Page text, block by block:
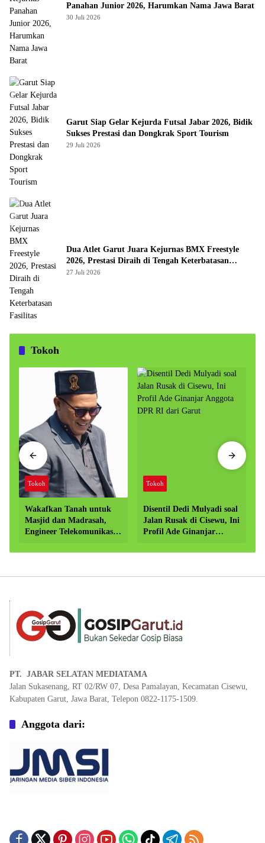
Panahan Junior 2026, Harumkan Nama Jawa Barat
30 Juli 2026
Garut Siap Gelar Kejurda Futsal Jabar 2026, Bidik
Sukses Prestasi dan Dongkrak Sport Tourism
29 Juli 2026
Dua Atlet Garut Juara Kejurnas BMX Freestyle
2026, Prestasi Diraih di Tengah Keterbatasan
Fasilitas
27 Juli 2026
Tokoh
Tokoh
Wakafkan Tanah untuk
Masjid dan Madrasah,
Engineer Telekomunikasi
Penguatan Pendidikan
Tokoh
Disentil Dedi Mulyadi soal
Jalan Rusak di Cisewu, Ini
Profil Ade Ginanjar
Garut
PT. JABAR SELATAN MEDIATAMA
Jalan Sukasenang, RT 02/RW 07, Desa Pamalayan, Kecamatan Cisewu,
Kabupaten Garut, Jawa Barat, Telepon 0822-1175-1509.
Anggota dari: